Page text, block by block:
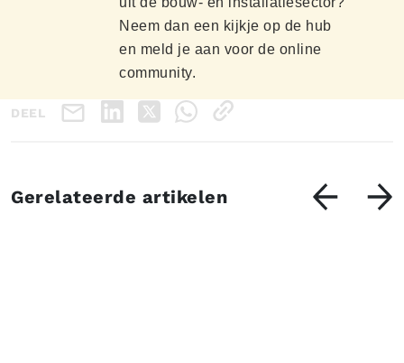
Neem dan een kijkje op de hub
en meld je aan voor de online
community.
DEEL
Gerelateerde artikelen